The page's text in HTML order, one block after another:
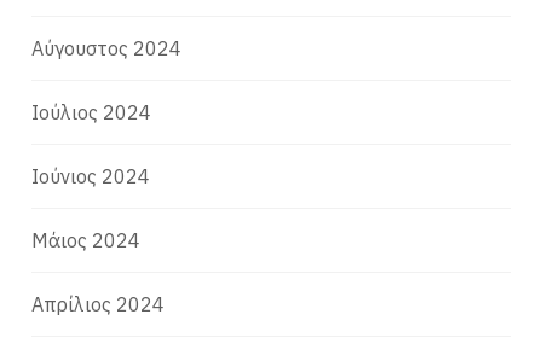
Αύγουστος 2024
Ιούλιος 2024
Ιούνιος 2024
Μάιος 2024
Απρίλιος 2024